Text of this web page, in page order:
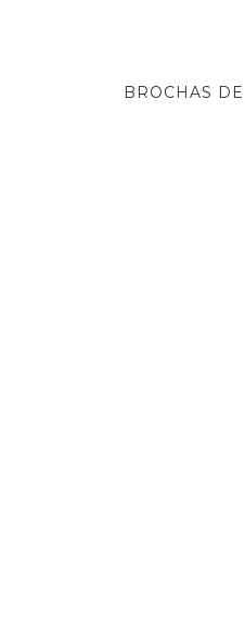
BROCHAS